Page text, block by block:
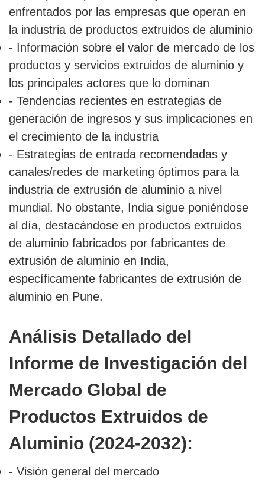
enfrentados por las empresas que operan en
la industria de productos extruidos de aluminio
- Información sobre el valor de mercado de los
productos y servicios extruidos de aluminio y
los principales actores que lo dominan
- Tendencias recientes en estrategias de
generación de ingresos y sus implicaciones en
el crecimiento de la industria
- Estrategias de entrada recomendadas y
canales/redes de marketing óptimos para la
industria de extrusión de aluminio a nivel
mundial. No obstante, India sigue poniéndose
al día, destacándose en productos extruidos
de aluminio fabricados por fabricantes de
extrusión de aluminio en India,
específicamente fabricantes de extrusión de
aluminio en Pune.
Análisis Detallado del
Informe de Investigación del
Mercado Global de
Productos Extruidos de
Aluminio (2024-2032):
- Visión general del mercado